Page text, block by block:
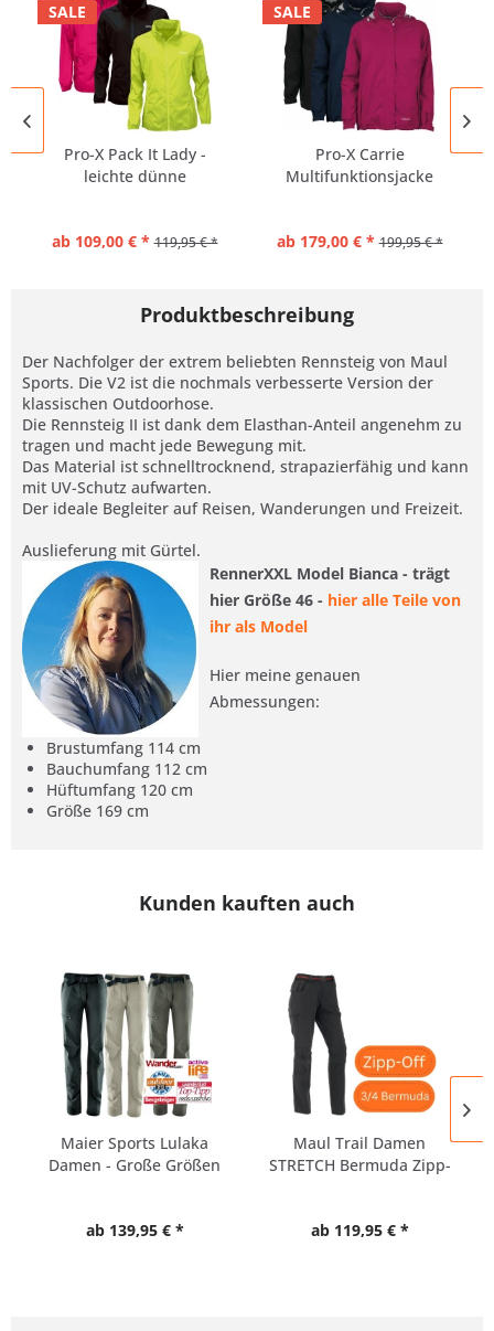
SALE
Pro-X Pack It Lady -
leichte dünne
ab 109,00 € * 119,95 € *
SALE
Pro-X Carrie
Multifunktionsjacke
ab 179,00 € * 199,95 € *
Produktbeschreibung
Der Nachfolger der extrem beliebten Rennsteig von Maul
Sports. Die V2 ist die nochmals verbesserte Version der
klassischen Outdoorhose.
Die Rennsteig II ist dank dem Elasthan-Anteil angenehm zu
tragen und macht jede Bewegung mit.
Das Material ist schnelltrocknend, strapazierfähig und kann
mit UV-Schutz aufwarten.
Der ideale Begleiter auf Reisen, Wanderungen und Freizeit.
Auslieferung mit Gürtel.
RennerXXL Model Bianca - trägt
hier Größe 46 - hier alle Teile von
ihr als Model
Hier meine genauen
Abmessungen:
Brustumfang 114 cm
Bauchumfang 112 cm
Hüftumfang 120 cm
Größe 169 cm
Kunden kauften auch
Maier Sports Lulaka
Damen - Große Größen
ab 139,95 € *
Maul Trail Damen
STRETCH Bermuda Zipp-
ab 119,95 € *